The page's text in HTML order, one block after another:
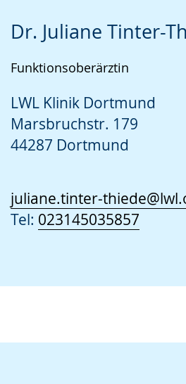
Dr. Juliane Tinter-
Funktionsoberärztin
LWL Klinik Dortmund
Marsbruchstr. 179
44287 Dortmund
juliane.tinter-
Tel: 023145035857